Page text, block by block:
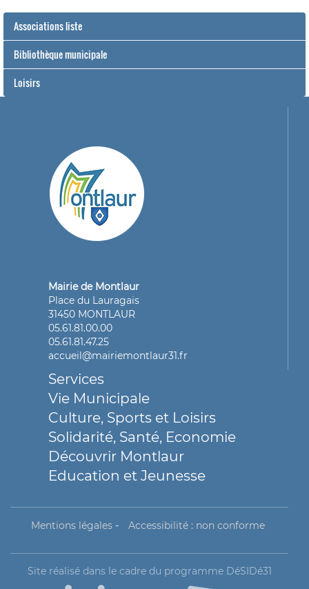
Associations liste
Bibliothèque municipale
Loisirs
Mairie de Montlaur
Place du Lauragais
31450 MONTLAUR
05.61.81.00.00
05.61.81.47.25
accueil@mairiemontlaur31.fr
Services
Vie Municipale
Culture, Sports et Loisirs
Solidarité, Santé, Economie
Découvrir Montlaur
Education et Jeunesse
Mentions légales- Accessibilité : non conforme
Site réalisé dans le cadre du programme DéSIDé31